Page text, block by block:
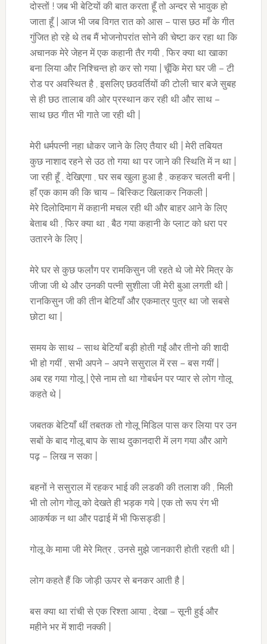
दोस्तों ! जब भी बेटियों की बात करता हूँ तो अन्दर से भावुक हो
जाता हूँ | आज भी जब विगत रात को आस – पास छठ माँ के गीत
गुंजित हो रहे थे तब मैं भोजनोपरांत सोने की चेष्टा कर रहा था कि
अचानक मेरे जेहन में एक कहानी तैर गयी , फिर क्या था खाका
बना लिया और निश्चिन्त हो कर सो गया | चूँकि मेरा घर जी – टी
रोड पर अवस्थित है , इसलिए छठवर्तियों की टोली चार बजे सुबह
से ही छठ तालाब की ओर प्रस्थान कर रही थी और साथ –
साथ छठ गीत भी गाते जा रही थी |
मेरी धर्मपत्नी नहा धोकर जाने के लिए तैयार थी | मेरी तबियत
कुछ नाशाद रहने से उठ तो गया था पर जाने की स्थिति में न था |
जा रही हूँ , देखिएगा , घर सब खुला हुआ है , कहकर चलती बनी |
हाँ एक काम की कि चाय – बिस्किट खिलाकर निकली |
मेरे दिलोदिमाग में कहानी मचल रही थी और बाहर आने के लिए
बेताब थी , फिर क्या था , बैठ गया कहानी के प्लाट को धरा पर
उतारने के लिए |
मेरे घर से कुछ फर्लांग पर रामकिसुन जी रहते थे जो मेरे मित्र के
जीजा जी थे और उनकी पत्नी सुशीला जी मेरी बुआ लगती थी |
रानकिसुन जी की तीन बेटियाँ और एकमात्र पुत्र था जो सबसे
छोटा था |
समय के साथ – साथ बेटियाँ बड़ी होती गईं और तीनो की शादी
भी हो गयीं , सभी अपने – अपने ससुराल में रस – बस गयीं |
अब रह गया गोलू | ऐसे नाम तो था गोबर्धन पर प्यार से लोग गोलू
कहते थे |
जबतक बेटियाँ थीं तबतक तो गोलू मिडिल पास कर लिया पर उन
सबों के बाद गोलू बाप के साथ दुकानदारी में लग गया और आगे
पढ़ – लिख न सका |
बहनों ने ससुराल में रहकर भाई की लडकी की तलाश की , मिली
भी तो लोग गोलू को देखते ही भड़क गये | एक तो रूप रंग भी
आकर्षक न था और पढाई में भी फिसड्डी |
गोलू के मामा जी मेरे मित्र , उनसे मुझे जानकारी होती रहती थी |
लोग कहते हैं कि जोड़ी ऊपर से बनकर आती है |
बस क्या था रांची से एक रिश्ता आया , देखा – सूनी हुई और
महीने भर में शादी नक्की |